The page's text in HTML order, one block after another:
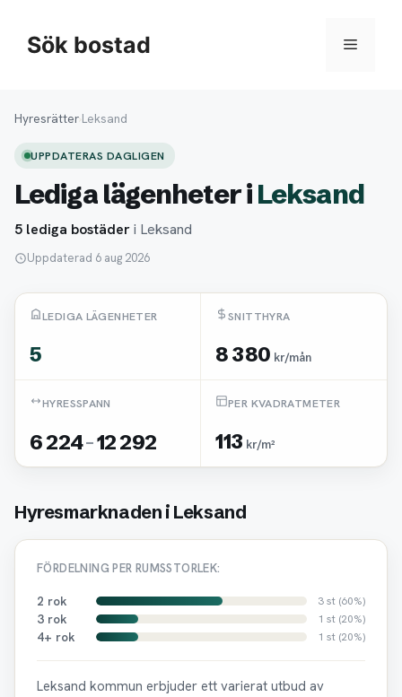
innehållSök bostad Meny
Hyresrätter›Leksand
UPPDATERAS DAGLIGEN
Lediga lägenheter iLeksand
5 lediga bostäderi Leksand
Uppdaterad 6 aug 2026
LEDIGA LÄGENHETER
5
SNITTHYRA
8 380 kr/mån
HYRESSPANN
6 224-12 292
PER KVADRATMETER
113 kr/m²
Hyresmarknaden i Leksand
FÖRDELNING PER RUMSSTORLEK:
2 rok 3 st (60%)
3 rok 1 st (20%)
4+ rok 1 st (20%)
Leksand kommun erbjuder ett varierat utbud av